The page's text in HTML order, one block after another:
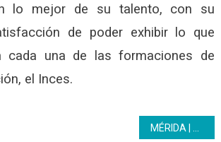
lo mejor de su talento, con su
de poder exhibir lo que
cada una de las formaciones de
el Inces.